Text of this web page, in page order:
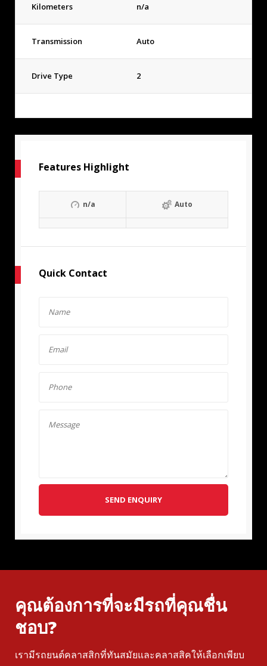
Kilometers n/a
Transmission Auto
Drive Type 2
Features Highlight
n/a Auto
Quick Contact
SEND ENQUIRY
คุณต้องการที่จะมีรถที่คุณชื่น
ชอบ?
เรามีรถยนต์คลาสสิกที่ทันสมัยและคลาสสิคให้เลือกเพียบ